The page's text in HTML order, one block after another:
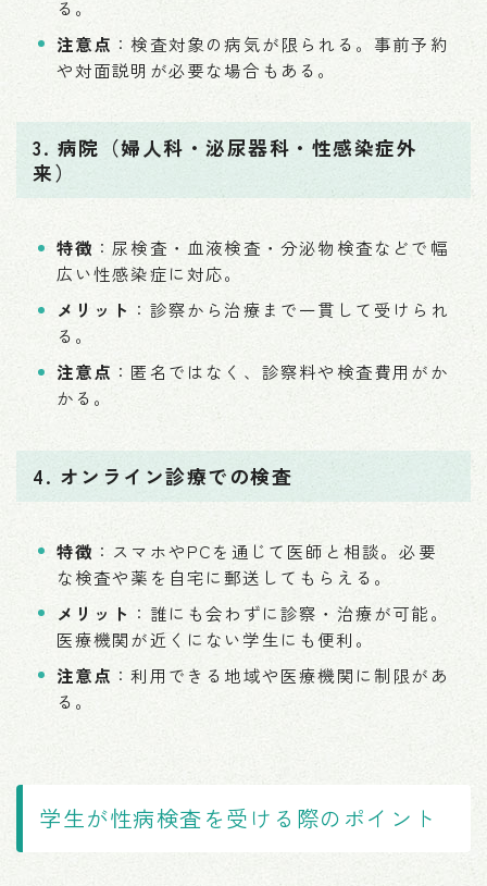
る。
注意点 ：検査対象の病気が限られる。事前予約
や対面説明が必要な場合もある。
3. 病院（婦人科・泌尿器科・性感染症外
来）
特徴 ：尿検査・血液検査・分泌物検査などで幅
広い性感染症に対応。
メリット ：診察から治療まで一貫して受けられ
る。
注意点 ：匿名ではなく、診察料や検査費用がか
かる。
4. オンライン診療での検査
特徴 ：スマホやPCを通じて医師と相談。必要
な検査や薬を自宅に郵送してもらえる。
メリット ：誰にも会わずに診察・治療が可能。
医療機関が近くにない学生にも便利。
注意点 ：利用できる地域や医療機関に制限があ
る。
学生が性病検査を受ける際のポイント